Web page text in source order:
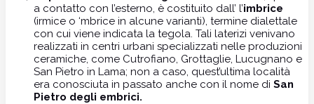
a contatto con l’esterno, è costituito dall’ l’imbrice
(irmice o ‘mbrice in alcune varianti), termine dialettale
con cui viene indicata la tegola. Tali laterizi venivano
realizzati in centri urbani specializzati nelle produzioni
ceramiche, come Cutrofiano, Grottaglie, Lucugnano e
San Pietro in Lama; non a caso, quest’ultima località
era conosciuta in passato anche con il nome di San
Pietro degli embrici.